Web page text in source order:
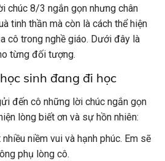
chúc 8/3 ngắn gọn nhưng chân
tinh thần mà còn là cách thể hiện
cô trong nghề giáo. Dưới đây là
từng đối tượng.
sinh đang đi học
đến cô những lời chúc ngắn gọn
lòng biết ơn và sự hồn nhiên:
niềm vui và hạnh phúc. Em sẽ
phụ lòng cô.